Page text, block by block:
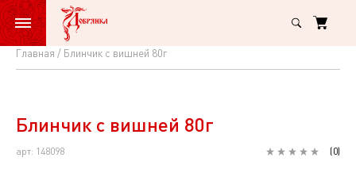
Главная Блинчик с вишней 80г
Блинчик
вишней
80г
Блинчик с вишней 80г
арт: 148098 (0)